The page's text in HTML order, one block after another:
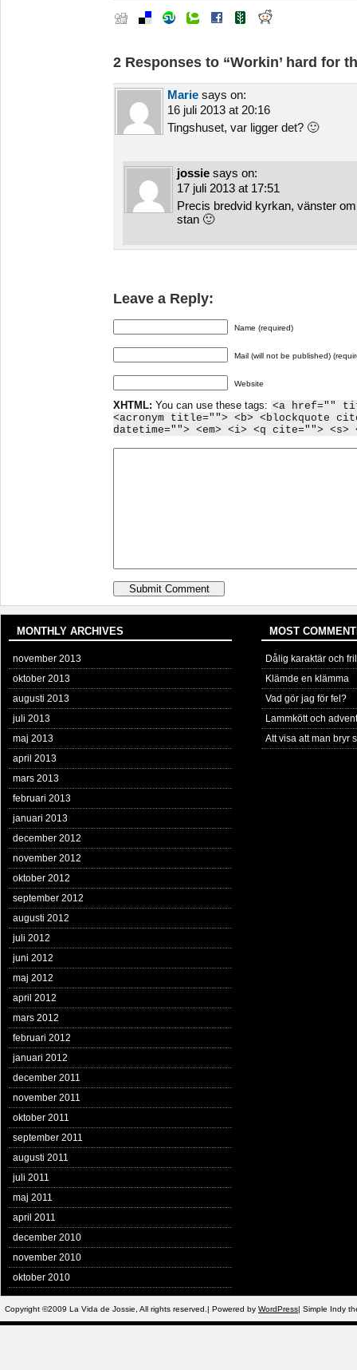
2 Responses to “Workin’ hard for
Marie says on:
16 juli 2013 at 20:16
Tingshuset, var ligger det? 🙂
jossie says on:
17 juli 2013 at 17:51
Precis bredvid kyrkan, vänster
stan 🙂
Leave a Reply:
Name (required)
Mail (will not be published)
Website
XHTML: You can use these tags: <a href=""
<acronym title=""> <b> <blockquote
datetime=""> <em> <i> <q cite=""> <s>
MONTHLY ARCHIVES
november 2013
oktober 2013
augusti 2013
juli 2013
maj 2013
april 2013
mars 2013
februari 2013
januari 2013
december 2012
november 2012
oktober 2012
september 2012
augusti 2012
juli 2012
juni 2012
maj 2012
april 2012
mars 2012
februari 2012
januari 2012
december 2011
november 2011
oktober 2011
september 2011
augusti 2011
juli 2011
maj 2011
april 2011
december 2010
november 2010
oktober 2010
MOST
Dålig karaktär och
Klämde en klämma
Vad gör jag för fel?
Lammkött och
Att visa att man bryr
Copyright ©2009 La Vida de Jossie, All rights reserved.| Powered by WordPress| Simple Indy